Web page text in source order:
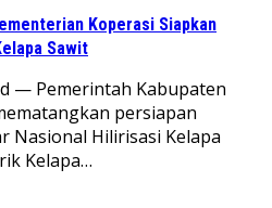
Koperasi Siapkan
Sawit
— Pemerintah Kabupaten
persiapan
Nasional Hilirisasi Kelapa
Kelapa…